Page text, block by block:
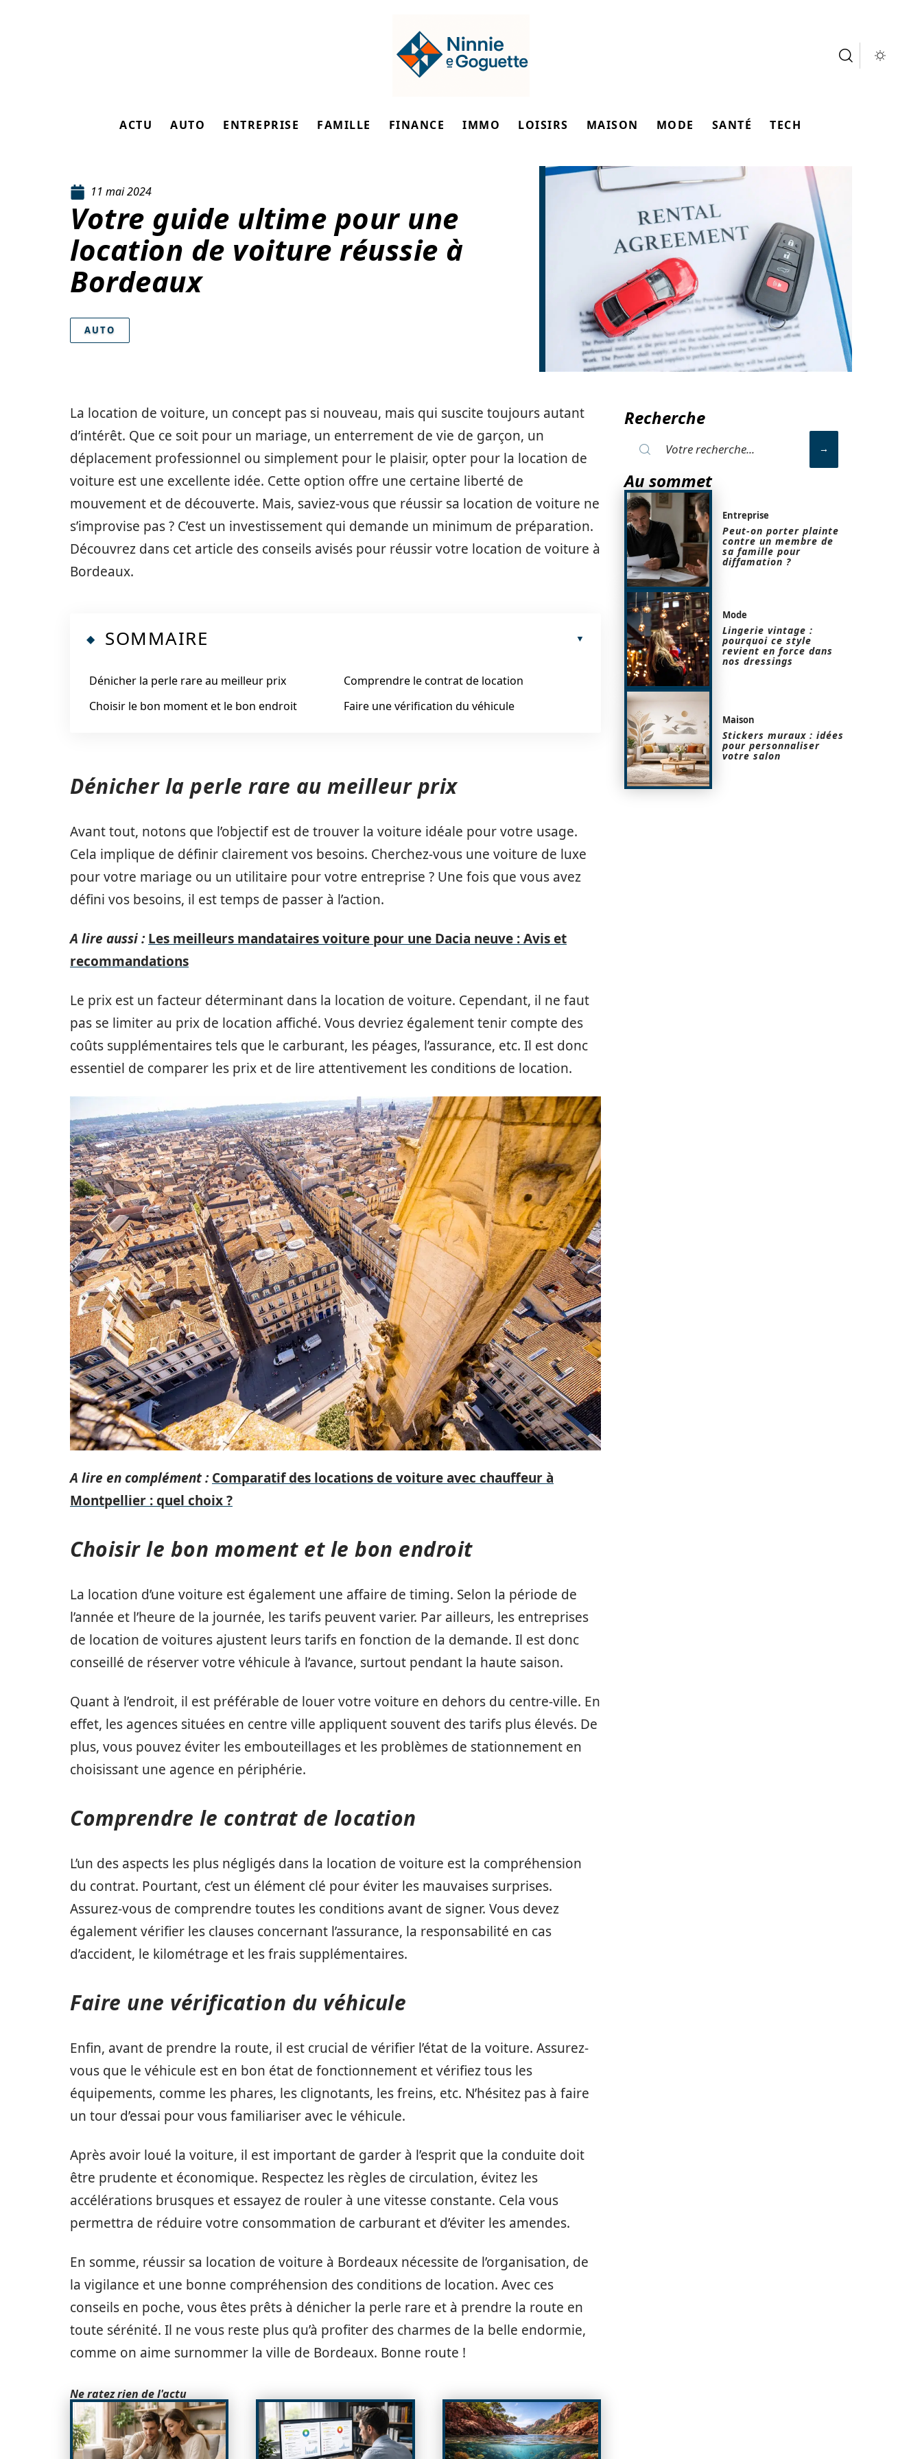
ACTU AUTO ENTREPRISE FAMILLE FINANCE IMMO LOISIRS MAISON MODE SANTÉ TECH
11 mai 2024
Votre guide ultime pour une
location de voiture réussie à
Bordeaux
AUTO
La location de voiture, un concept pas si nouveau, mais qui suscite toujours autant
d’intérêt. Que ce soit pour un mariage, un enterrement de vie de garçon, un
déplacement professionnel ou simplement pour le plaisir, opter pour la location de
voiture est une excellente idée. Cette option offre une certaine liberté de
mouvement et de découverte. Mais, saviez-vous que réussir sa location de voiture ne
s’improvise pas ? C’est un investissement qui demande un minimum de préparation.
Découvrez dans cet article des conseils avisés pour réussir votre location de voiture à
Bordeaux.
SOMMAIRE
Dénicher la perle rare au meilleur prix
Choisir le bon moment et le bon endroit
Comprendre le contrat de location
Faire une vérification du véhicule
Dénicher la perle rare au meilleur prix
Avant tout, notons que l’objectif est de trouver la voiture idéale pour votre usage.
Cela implique de définir clairement vos besoins. Cherchez-vous une voiture de luxe
pour votre mariage ou un utilitaire pour votre entreprise ? Une fois que vous avez
défini vos besoins, il est temps de passer à l’action.
A lire aussi : Les meilleurs mandataires voiture pour une Dacia neuve : Avis et
recommandations
Le prix est un facteur déterminant dans la location de voiture. Cependant, il ne faut
pas se limiter au prix de location affiché. Vous devriez également tenir compte des
coûts supplémentaires tels que le carburant, les péages, l’assurance, etc. Il est donc
essentiel de comparer les prix et de lire attentivement les conditions de location.
A lire en complément : Comparatif des locations de voiture avec chauffeur à
Montpellier : quel choix ?
Choisir le bon moment et le bon endroit
La location d’une voiture est également une affaire de timing. Selon la période de
l’année et l’heure de la journée, les tarifs peuvent varier. Par ailleurs, les entreprises
de location de voitures ajustent leurs tarifs en fonction de la demande. Il est donc
conseillé de réserver votre véhicule à l’avance, surtout pendant la haute saison.
Quant à l’endroit, il est préférable de louer votre voiture en dehors du centre-ville. En
effet, les agences situées en centre ville appliquent souvent des tarifs plus élevés. De
plus, vous pouvez éviter les embouteillages et les problèmes de stationnement en
choisissant une agence en périphérie.
Comprendre le contrat de location
L’un des aspects les plus négligés dans la location de voiture est la compréhension
du contrat. Pourtant, c’est un élément clé pour éviter les mauvaises surprises.
Assurez-vous de comprendre toutes les conditions avant de signer. Vous devez
également vérifier les clauses concernant l’assurance, la responsabilité en cas
d’accident, le kilométrage et les frais supplémentaires.
Faire une vérification du véhicule
Enfin, avant de prendre la route, il est crucial de vérifier l’état de la voiture. Assurez-
vous que le véhicule est en bon état de fonctionnement et vérifiez tous les
équipements, comme les phares, les clignotants, les freins, etc. N’hésitez pas à faire
un tour d’essai pour vous familiariser avec le véhicule.
Après avoir loué la voiture, il est important de garder à l’esprit que la conduite doit
être prudente et économique. Respectez les règles de circulation, évitez les
accélérations brusques et essayez de rouler à une vitesse constante. Cela vous
permettra de réduire votre consommation de carburant et d’éviter les amendes.
En somme, réussir sa location de voiture à Bordeaux nécessite de l’organisation, de
la vigilance et une bonne compréhension des conditions de location. Avec ces
conseils en poche, vous êtes prêts à dénicher la perle rare et à prendre la route en
toute sérénité. Il ne vous reste plus qu’à profiter des charmes de la belle endormie,
comme on aime surnommer la ville de Bordeaux. Bonne route !
Ne ratez rien de l'actu
Recherche
Au sommet
Entreprise
Peut-on porter plainte
contre un membre de
sa famille pour
diffamation ?
Mode
Lingerie vintage :
pourquoi ce style
revient en force dans
nos dressings
Maison
Stickers muraux : idées
pour personnaliser
votre salon